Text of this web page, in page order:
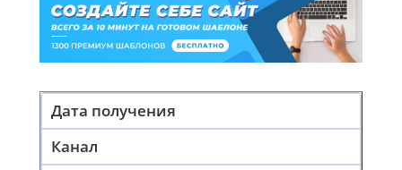
Дата получения
Канал